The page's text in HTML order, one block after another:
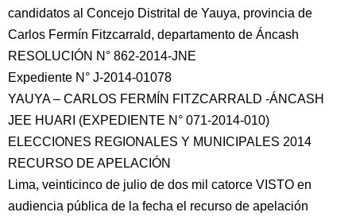
candidatos al Concejo Distrital de Yauya, provincia de
Carlos Fermín Fitzcarrald, departamento de Áncash
RESOLUCIÓN N° 862-2014-JNE
Expediente N° J-2014-01078
YAUYA – CARLOS FERMÍN FITZCARRALD -ÁNCASH
JEE HUARI (EXPEDIENTE N° 071-2014-010)
ELECCIONES REGIONALES Y MUNICIPALES 2014
RECURSO DE APELACIÓN
Lima, veinticinco de julio de dos mil catorce VISTO en
audiencia pública de la fecha el recurso de apelación